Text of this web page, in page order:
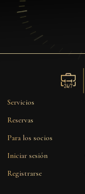
Servicios
Reservas
Para los socios
Iniciar sesión
Registrarse